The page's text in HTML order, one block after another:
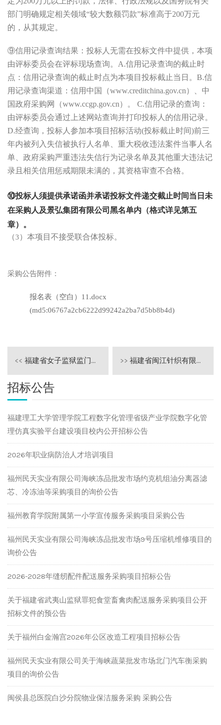
部门明确规定相关领域“较大数额罚款”标准高于200万元
的，从其规定。
⑨信用记录查询结果：投标人无需在投标文件中提供，本项
由评标委员会在评标现场查询。 A.信用记录查询的截止时
点：信用记录查询的截止时点为本项目投标截止当日。 B.信
用记录查询渠道：信用中国（www.creditchina.gov.cn）、中
国政府采购网（www.ccgp.gov.cn）。 C.信用记录的查询：
由评标委员会通过上述网站查询并打印投标人的信用记录。
D.经查询，投标人参加本项目招标活动(投标截止时间)前三
年内被列入失信被执行人名单、重大税收违法案件当事人名
单、政府采购严重违法失信行为记录名单及其他重大违法记
录且相关信用惩戒期限未满的，其资格审查不合格。
⑩投标人须提供承诺函并承诺投标文件递交截止时间当日未
在采购人及景弘集团有限公司黑名单内 （格式详见第五
章） 。
（3）本项目不接受联合体投标。
采购公告附件：
报名表（空白）11.docx
(md5:06767a2cb6222d99242a2ba7d5bb8b4d)
<< 福建省女子监狱监门大数据管控平台APP采购竞争性谈判公告 >>福建省闽江针织有限公司购买部分岗位服务采购项目公开招标公告
招标公告
福建理工大学管理学院工程数字化管理省级产业学院数字化管
理仿真实验平台建设项目校内公开招标公告
2026年职业病防治人才培训项目
福州民天实业有限公司海峡冻品批发市场约克机组油分离器滤
芯、冷冻油等采购项目的询价公告
福州教育学院附属第一小学宣传服务采购项目采购公告
福州民天实业有限公司海峡冻品批发市场9号压缩机维修项目的
询价公告
2026-2028年缝纫配件配送服务采购项目招标公告
关于福建省武夷山监狱罪犯食堂畜禽肉配送服务采购项目公开
招标文件的预公告
关于福州白金瀚宫2026年公区改造工程项目招标公告
福州民天实业有限公司关于海峡蔬菜批发市场北门汽车衡采购
项目的询价公告
闽侯县总医院白沙分院物业保洁服务采购 采购公告